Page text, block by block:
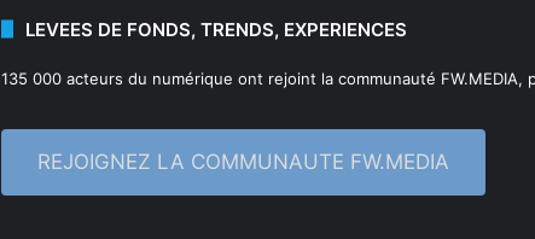
LEVEES DE FONDS, TRENDS, EXPERIENCES
135 000 acteurs du numérique ont rejoint la communauté FW.MEDIA,
REJOIGNEZ LA COMMUNAUTE FW.MEDIA